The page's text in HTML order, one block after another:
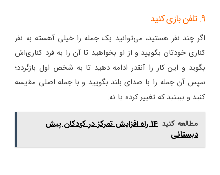
9. تلفن بازی کنید
اگر چند نفر هستید، می‌توانید یک جمله را خیلی آهسته به نفر
کناری خودتان بگویید و از او بخواهید تا آن را به فرد کناری‌اش
بگوید و این کار را آنقدر ادامه دهید تا به شخص اول بازگردد؛
سپس آن جمله را با صدای بلند بگویید و با جمله اصلی مقایسه
کنید و ببینید که تغییر کرده یا نه.
مطالعه کنید
14 راه افزایش تمرکز در کودکان پیش
دبستانی